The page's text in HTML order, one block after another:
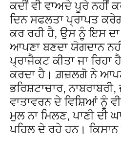
ਕਦੀਂ ਵੀ ਵਾਅਦੇ ਪੂਰੇ ਨਹੀਂ
ਦਿਨ ਸਫਲਤਾ ਪ੍ਰਾਪਤ
ਕਰ ਰਹੀ ਹੈ, ਉਸ ਨੂੰ ਇਸ ਦਾ
ਆਪਣਾ ਬਣਦਾ ਯੋਗਦਾਨ
ਪ੍ਰਾਜੈਕਟ ਕੀਤਾ ਜਾ
ਕਰਦਾ ਹੈ। ਗ਼ਜ਼ਲਗੋ ਨੇ
ਭਰਿਸ਼ਟਾਚਾਰ,
ਵਾਤਾਵਰਨ ਦੇ ਵਿਸ਼ਿਆਂ ਨੂੰ
ਮੁਲ ਨਾ ਮਿਲਣ, ਪਾਣੀ
ਪਹਿਲ ਦੇ ਰਹੇ ਹਨ। ਕਿਸਾਨ